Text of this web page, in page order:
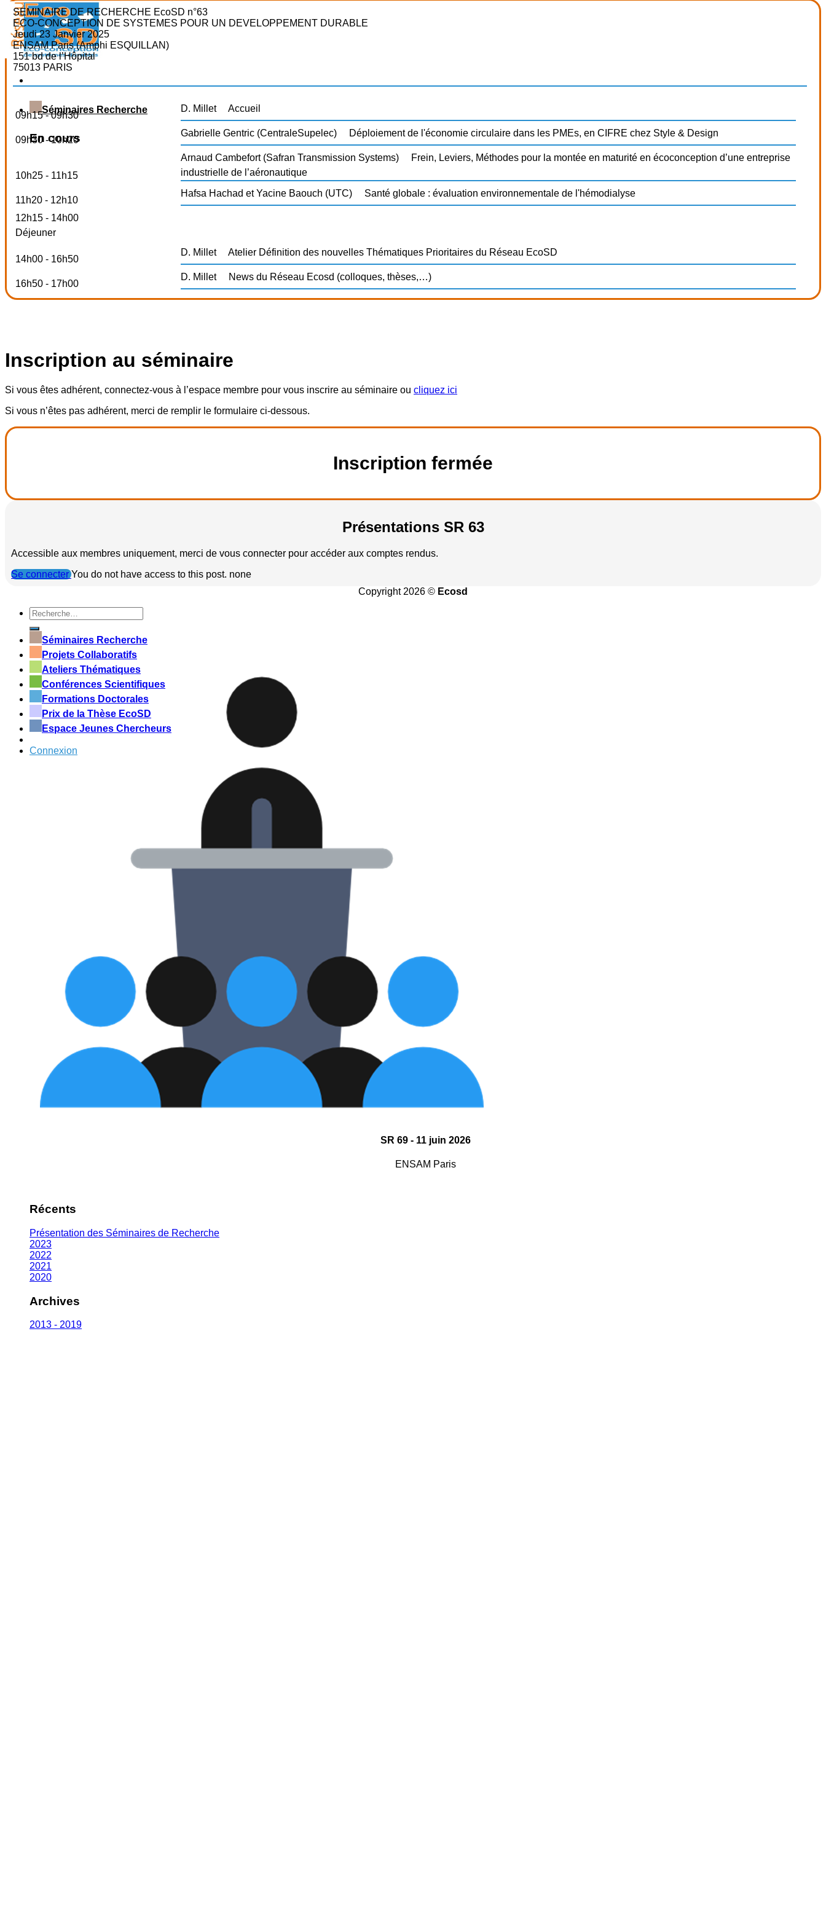
Séminaires Recherche
En cours
SR 69 - 11 juin 2026
ENSAM Paris
Récents
Présentation des Séminaires de Recherche
2023
2022
2021
2020
Archives
2013 - 2019
SEMINAIRE DE RECHERCHE EcoSD n°63
ECO-CONCEPTION DE SYSTEMES POUR UN DEVELOPPEMENT DURABLE
Jeudi 23 Janvier 2025
ENSAM Paris (Amphi ESQUILLAN)
151 bd de l’Hôpital
75013 PARIS
09h15 - 09h30
D. Millet Accueil
09h30 - 10h20
Gabrielle Gentric (CentraleSupelec) Déploiement de l'économie circulaire dans les PMEs, en CIFRE chez Style & Design
10h25 - 11h15
Arnaud Cambefort (Safran Transmission Systems)
Frein, Leviers, Méthodes pour la montée en maturité en écoconception d’une entreprise
industrielle de l’aéronautique
11h20 - 12h10
Hafsa Hachad et Yacine Baouch (UTC) Santé globale : évaluation environnementale de l'hémodialyse
12h15 - 14h00
Déjeuner
14h00 - 16h50
D. Millet Atelier Définition des nouvelles Thématiques Prioritaires du Réseau EcoSD
16h50 - 17h00
D. Millet News du Réseau Ecosd (colloques, thèses,…)
Inscription au séminaire
Si vous êtes adhérent, connectez-vous à l’espace membre pour vous inscrire au séminaire ou cliquez ici
Si vous n’êtes pas adhérent, merci de remplir le formulaire ci-dessous.
Inscription fermée
Présentations SR 63
Accessible aux membres uniquement, merci de vous connecter pour accéder aux comptes rendus.
Se connecter You do not have access to this post. none
Copyright 2026 © Ecosd
Séminaires Recherche
Projets Collaboratifs
Ateliers Thématiques
Conférences Scientifiques
Formations Doctorales
Prix de la Thèse EcoSD
Espace Jeunes Chercheurs
Connexion